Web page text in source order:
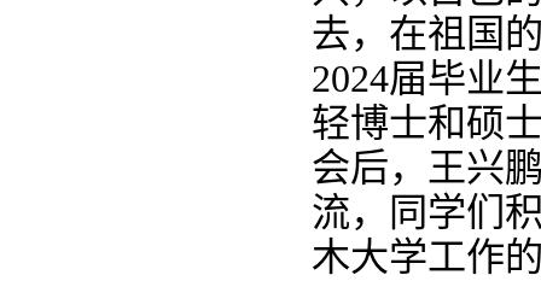
去，在祖国
2024届毕业
轻博士和硕
会后，王兴
流，同学们
木大学工作